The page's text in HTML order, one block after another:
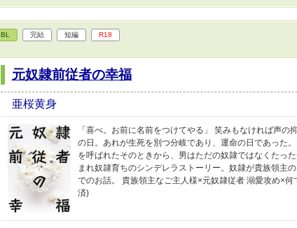
BL 完結 短編 R18
元奴隷前従者の幸福
亜桜黄身
「喜べ。お前に名前をつけてやる」 笑みもなければ声
の日。あれが生死を別つ分岐であり、運命の日であった
を呼ばれたそのときから、男はただの奴隷ではなくたっ
まれ奴隷育ちのシンデレラストーリー。奴隷が貴族領主
でのお話。 貴族領主なご主人様×元奴隷従者 溺愛攻め×
済)